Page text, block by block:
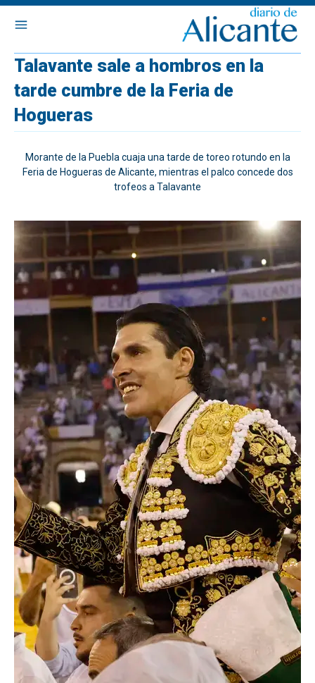
Talavante sale a hombros en la
tarde cumbre de la Feria de
Hogueras
Morante de la Puebla cuaja una tarde de toreo rotundo en la
Feria de Hogueras de Alicante, mientras el palco concede dos
trofeos a Talavante